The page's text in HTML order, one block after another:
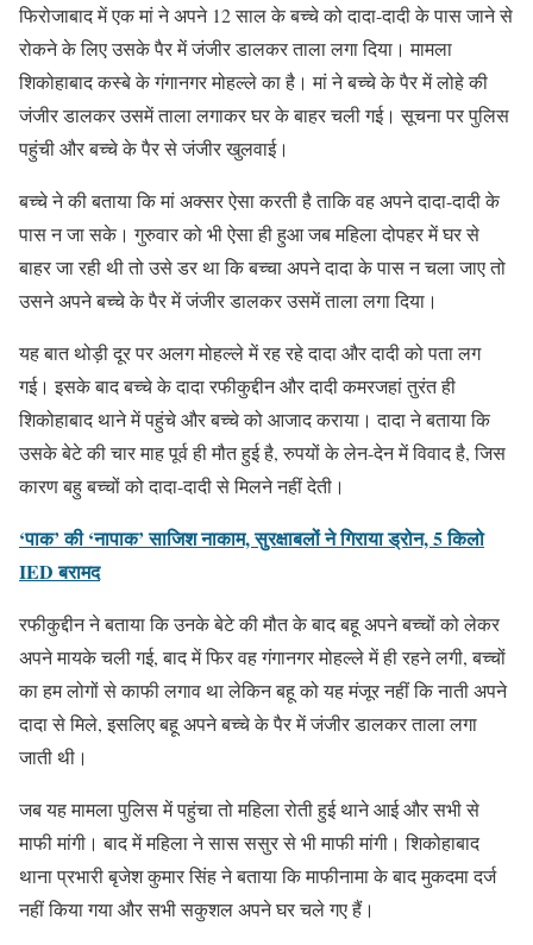
फिरोजाबाद में एक मां ने अपने 12 साल के बच्चे को दादा-दादी के पास जाने से
रोकने के लिए उसके पैर में जंजीर डालकर ताला लगा दिया। मामला
शिकोहाबाद कस्बे के गंगानगर मोहल्ले का है। मां ने बच्चे के पैर में लोहे की
जंजीर डालकर उसमें ताला लगाकर घर के बाहर चली गई। सूचना पर पुलिस
पहुंची और बच्चे के पैर से जंजीर खुलवाई।
बच्चे ने की बताया कि मां अक्सर ऐसा करती है ताकि वह अपने दादा-दादी के
पास न जा सके। गुरुवार को भी ऐसा ही हुआ जब महिला दोपहर में घर से
बाहर जा रही थी तो उसे डर था कि बच्चा अपने दादा के पास न चला जाए तो
उसने अपने बच्चे के पैर में जंजीर डालकर उसमें ताला लगा दिया।
यह बात थोड़ी दूर पर अलग मोहल्ले में रह रहे दादा और दादी को पता लग
गई। इसके बाद बच्चे के दादा रफीकुद्दीन और दादी कमरजहां तुरंत ही
शिकोहाबाद थाने में पहुंचे और बच्चे को आजाद कराया। दादा ने बताया कि
उसके बेटे की चार माह पूर्व ही मौत हुई है, रुपयों के लेन-देन में विवाद है, जिस
कारण बहु बच्चों को दादा-दादी से मिलने नहीं देती।
‘पाक’ की ‘नापाक’ साजिश नाकाम, सुरक्षाबलों ने गिराया ड्रोन, 5 किलो
IED बरामद
रफीकुद्दीन ने बताया कि उनके बेटे की मौत के बाद बहू अपने बच्चों को लेकर
अपने मायके चली गई, बाद में फिर वह गंगानगर मोहल्ले में ही रहने लगी, बच्चों
का हम लोगों से काफी लगाव था लेकिन बहू को यह मंजूर नहीं कि नाती अपने
दादा से मिले, इसलिए बहू अपने बच्चे के पैर में जंजीर डालकर ताला लगा
जाती थी।
जब यह मामला पुलिस में पहुंचा तो महिला रोती हुई थाने आई और सभी से
माफी मांगी। बाद में महिला ने सास ससुर से भी माफी मांगी। शिकोहाबाद
थाना प्रभारी बृजेश कुमार सिंह ने बताया कि माफीनामा के बाद मुकदमा दर्ज
नहीं किया गया और सभी सकुशल अपने घर चले गए हैं।